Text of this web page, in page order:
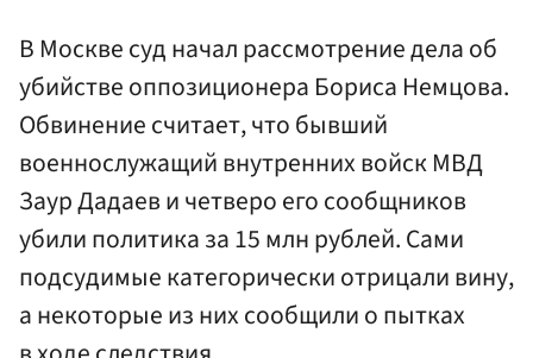
В Москве суд начал рассмотрение дела об
убийстве оппозиционера Бориса Немцова.
Обвинение считает, что бывший
военнослужащий внутренних войск МВД
Заур Дадаев и четверо его сообщников
убили политика за 15 млн рублей. Сами
подсудимые категорически отрицали вину,
а некоторые из них сообщили о пытках